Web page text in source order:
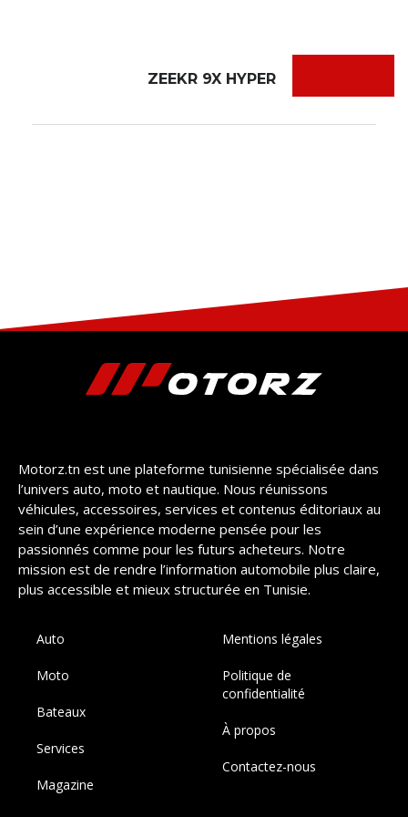
ZEEKR 9X HYPER
Motorz.tn est une plateforme tunisienne spécialisée dans
l’univers auto, moto et nautique. Nous réunissons
véhicules, accessoires, services et contenus éditoriaux au
sein d’une expérience moderne pensée pour les
passionnés comme pour les futurs acheteurs. Notre
mission est de rendre l’information automobile plus claire,
plus accessible et mieux structurée en Tunisie.
Auto
Moto
Bateaux
Services
Magazine
Mentions légales
Politique de
confidentialité
À propos
Contactez-nous